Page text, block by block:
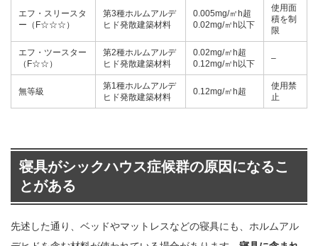
エフ・スリースタ
ー（F☆☆☆）
第3種ホルムアルデ
ヒド発散建築材料
0.005mg/㎡h超
0.02mg/㎡h以下
使用面
積を制
限
エフ・ツースター
（F☆☆）
第2種ホルムアルデ
ヒド発散建築材料
0.02mg/㎡h超
0.12mg/㎡h以下
–
無等級
第1種ホルムアルデ
ヒド発散建築材料
0.12mg/㎡h超
使用禁
止
寝具がシックハウス症候群の原因になるこ
とがある
先述した通り、ベッドやマットレスなどの寝具にも、ホルムアル